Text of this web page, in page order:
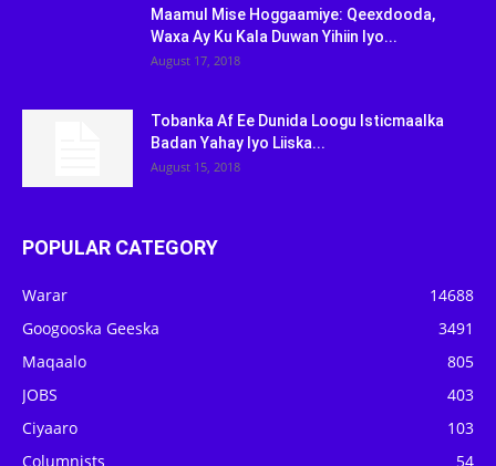
Maamul Mise Hoggaamiye: Qeexdooda,
Waxa Ay Ku Kala Duwan Yihiin Iyo...
August 17, 2018
Tobanka Af Ee Dunida Loogu Isticmaalka
Badan Yahay Iyo Liiska...
August 15, 2018
POPULAR CATEGORY
Warar
14688
Googooska Geeska
3491
Maqaalo
805
JOBS
403
Ciyaaro
103
Columnists
54